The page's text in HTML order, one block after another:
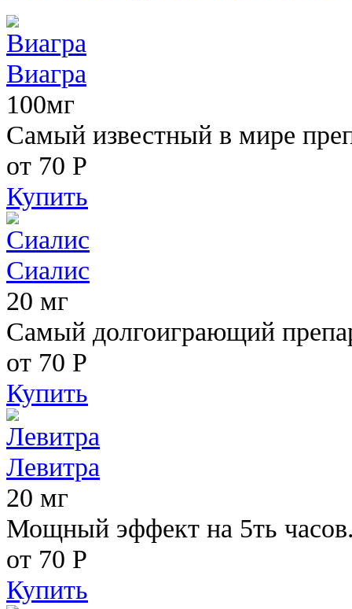
Виагра
100мг
Самый известный в мире
от 70 Р
Купить
Сиалис
20 мг
Самый долгоиграющий
от 70 Р
Купить
Левитра
20 мг
Мощный эффект на 5ть
от 70 Р
Купить